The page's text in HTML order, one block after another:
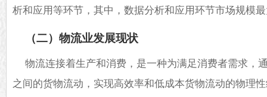
析和应用等环节，其中，数据分析和应用环节市场规模
（二）物流业发展现状
物流连接着生产和消费，是一种为满足消费者需求，
之间的货物流动，实现高效率和低成本货物流动的物理